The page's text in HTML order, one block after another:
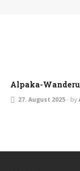
Alpaka-
27. August 2025- by